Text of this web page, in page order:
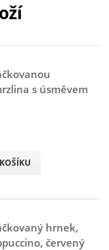
s úsměvem
hrnek,
červený